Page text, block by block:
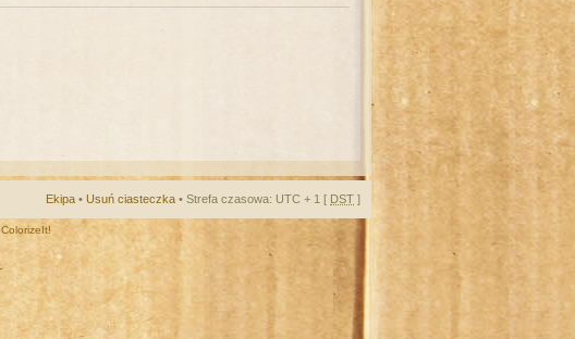
Ekipa • Usuń ciasteczka • Strefa czasowa: UTC + 1 [ DST ]
ColorizeIt!